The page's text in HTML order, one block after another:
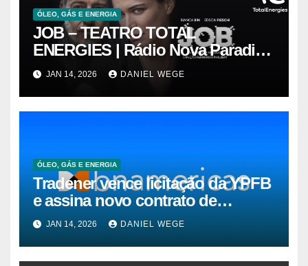
ÓLEO, GÁS E ENERGIA
JOB – TEATRO TOTAL
ENERGIES | Rádio Nova Paradiso
FMJAN 14, 2026 DANIEL WEGE
ÓLEO, GÁS E ENERGIA
Tradener vence licitação da YPFB
e assina novo contrato de
suprimento de gás natural para o
Brasil
JAN 14, 2026 DANIEL WEGE